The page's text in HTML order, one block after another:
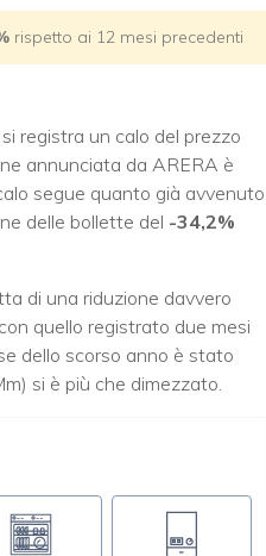
rispetto ai 12 mesi precedenti
registra un calo del prezzo
annunciata da ARERA è
segue quanto già avvenuto
delle bollette del -34,2%
di una riduzione davvero
quello registrato due mesi
dello scorso anno è stato
si è più che dimezzato.